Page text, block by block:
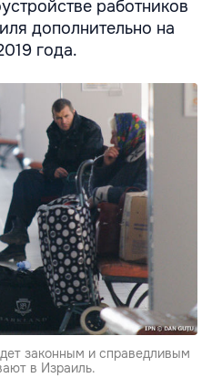
работников
дополнительно на
года.
законным и справедливым
в Израиль.